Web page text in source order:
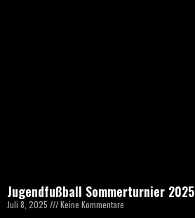
Jugendfußball Sommerturnier 2025
Juli 8, 2025 Keine Kommentare